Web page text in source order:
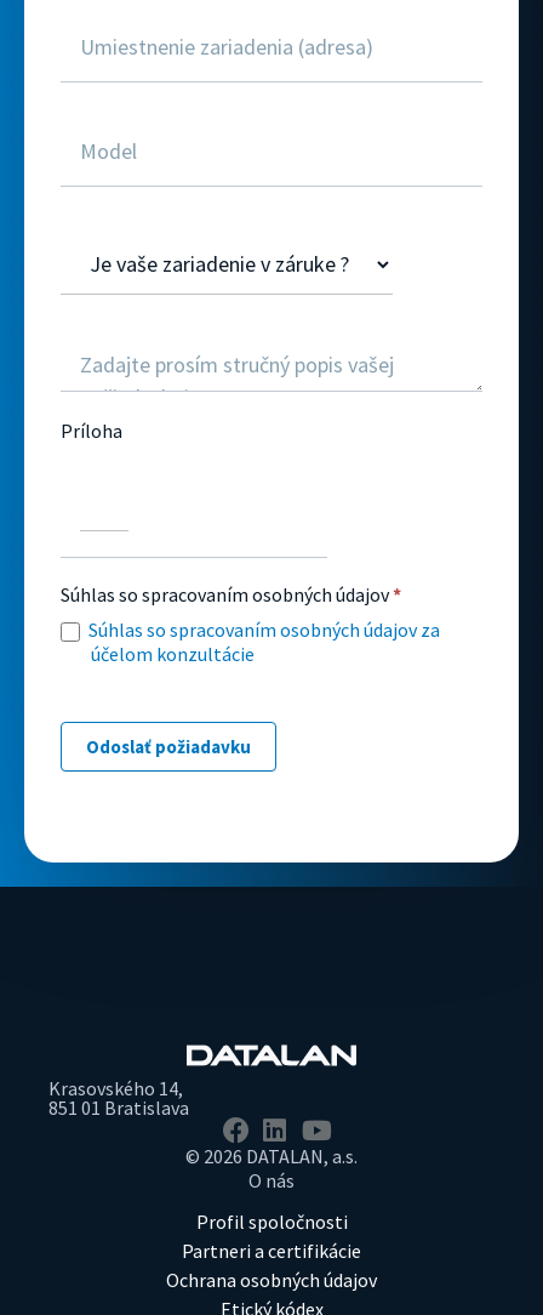
Príloha
Súhlas so spracovaním osobných údajov*
Súhlas so spracovaním osobných údajov za
účelom konzultácie
Odoslať požiadavku
Krasovského 14,
851 01 Bratislava
© 2026 DATALAN, a.s.
O nás
Profil spoločnosti
Partneri a certifikácie
Ochrana osobných údajov
Etický kódex